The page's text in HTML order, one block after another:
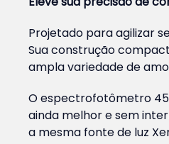
Projetado para agilizar
Sua construção
ampla variedade de
O espectrofotômetro
ainda melhor e sem
a mesma fonte de luz